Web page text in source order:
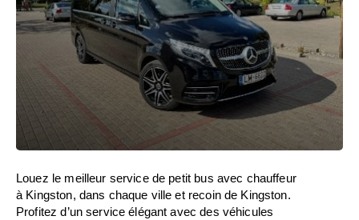
Louez le meilleur service de petit bus avec chauffeur
à Kingston, dans chaque ville et recoin de Kingston.
Profitez d’un service élégant avec des véhicules